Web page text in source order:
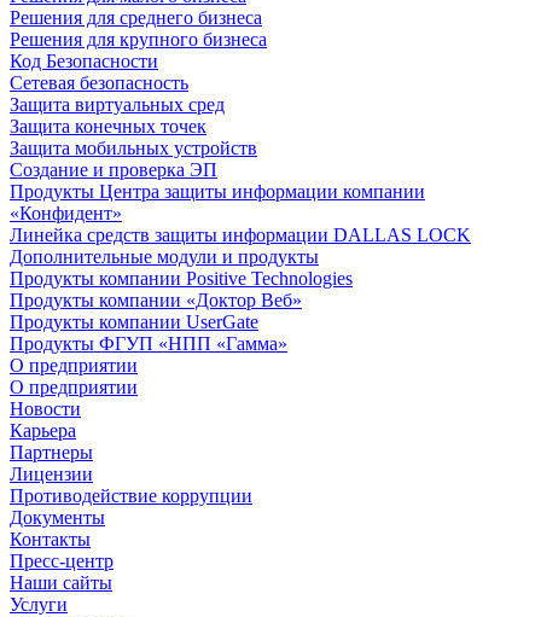
Решения для среднего бизнеса
Решения для крупного бизнеса
Код Безопасности
Сетевая безопасность
Защита виртуальных сред
Защита конечных точек
Защита мобильных устройств
Создание и проверка ЭП
Продукты Центра защиты информации компании
«Конфидент»
Линейка средств защиты информации DALLAS LOCK
Дополнительные модули и продукты
Продукты компании Positive Technologies
Продукты компании «Доктор Веб»
Продукты компании UserGate
Продукты ФГУП «НПП «Гамма»
О предприятии
О предприятии
Новости
Карьера
Партнеры
Лицензии
Противодействие коррупции
Документы
Контакты
Пресс-центр
Наши сайты
Услуги